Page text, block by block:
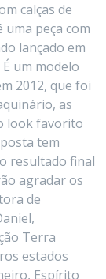
calças de
peça com
lançado em
um modelo
2012, que foi
as
look favorito
tem
resultado final
agradar os
de
Terra
estados
Espírito